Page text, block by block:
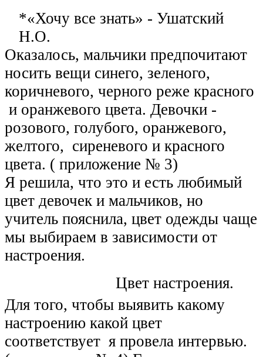
*«Хочу все знать» - Ушатский
Н.О.
Оказалось, мальчики предпочитают
носить вещи синего, зеленого,
коричневого, черного реже красного
и оранжевого цвета. Девочки -
розового, голубого, оранжевого,
желтого, сиреневого и красного
цвета. ( приложение № 3)
Я решила, что это и есть любимый
цвет девочек и мальчиков, но
учитель пояснила, цвет одежды чаще
мы выбираем в зависимости от
настроения.
Цвет настроения.
Для того, чтобы выявить какому
настроению какой цвет
соответствует я провела интервью.